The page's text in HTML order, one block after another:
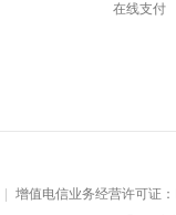
在线支付
增值电信业务经营许可证：